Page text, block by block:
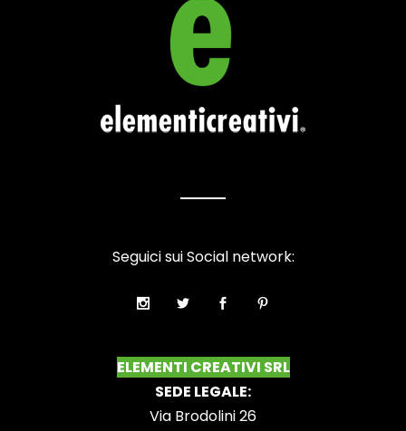
ELEMENTI CREATIVI SRL
SEDE LEGALE:
Via Brodolini 26
Seguici sui Social network: